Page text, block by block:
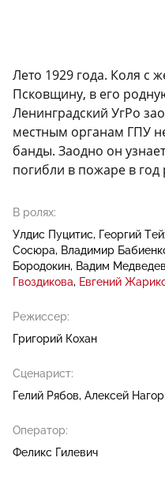
Лето 1929 года. Коля с
Псковщину, в его
Ленинградский УгРо
местным органам ГПУ
банды. Заодно он
погибли в пожаре в
В ролях:
Улдис Пуцитис Георгий
Сосюра Владимир
Бородокин Вадим Медведев
Гвоздикова Евгений
Режиссер:
Григорий Кохан
Сценарист:
Гелий Рябов Алексей
Оператор:
Феликс Гилевич